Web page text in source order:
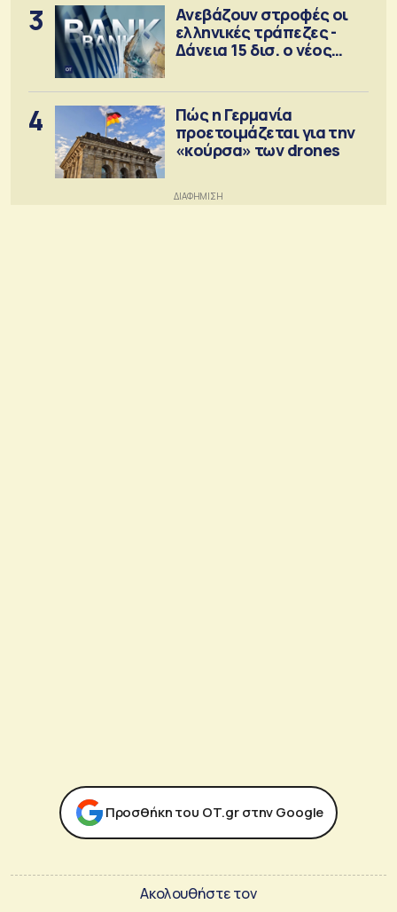
3
Ανεβάζουν στροφές οι
ελληνικές τράπεζες -
Δάνεια 15 δισ. ο νέος
4
Πώς η Γερμανία
προετοιμάζεται για την
«κούρσα» των drones
Προσθήκη του ΟΤ.gr στην Google
Ακολουθήστε τον